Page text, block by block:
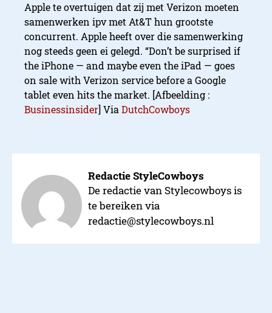
Apple te overtuigen dat zij met Verizon moeten
samenwerken ipv met At&T hun grootste
concurrent. Apple heeft over die samenwerking
nog steeds geen ei gelegd. “Don’t be surprised if
the iPhone — and maybe even the iPad — goes
on sale with Verizon service before a Google
tablet even hits the market. [Afbeelding :
Businessinsider] Via DutchCowboys
Redactie StyleCowboys
De redactie van Stylecowboys is
te bereiken via
redactie@stylecowboys.nl